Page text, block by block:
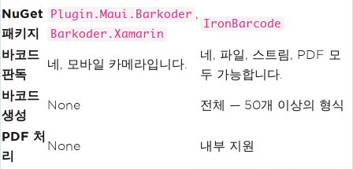
NuGet
패키지
Plugin.Maui.Barkoder ,
Barkoder.Xamarin
IronBarcode
바코드
판독
네, 모바일 카메라입니다.
네, 파일, 스트림, PDF 모
두 가능합니다.
바코드
생성
None 전체 — 50개 이상의 형식
PDF 처
리
None 내부 지원